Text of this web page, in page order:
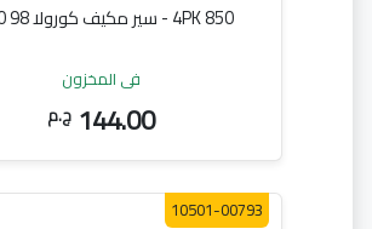
4PK 850 - سير مكيف كورولا 98 1500
في المخزون
144.00 ج.م
10501-00793